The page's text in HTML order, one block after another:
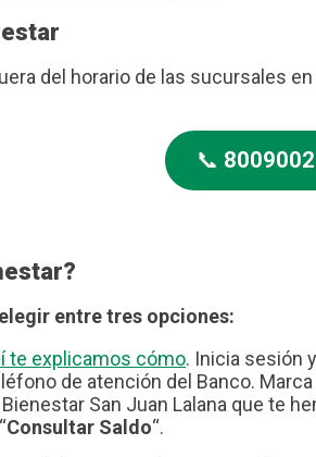
del horario de las sucursales en
📞
entre tres opciones:
te explicamos cómo. Inicia sesión
de atención del Banco.
San Juan Lalana que te
Consultar Saldo“.